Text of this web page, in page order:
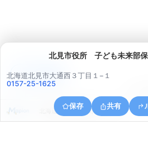
北見市役所 子ども未来部
北海道北見市大通西３丁目１−１
0157-25-1625
保存 共有
北海道北見市南仲町２丁目１０
アプリで見る